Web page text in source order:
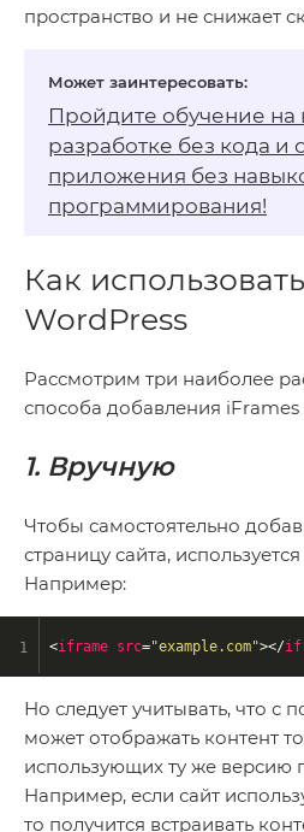
пространство и не снижает
Пройдите обучение на
разработке без кода и
приложения без
программирования!
Как
WordPress
Рассмотрим три наиболее
способа добавления iFrames
1. Вручную
Чтобы самостоятельно
страницу сайта,
Например:
<iframe src="example.com"></
Но следует учитывать, что
может отображать контент
использующих ту же версию
Например, если сайт
то получится встраивать